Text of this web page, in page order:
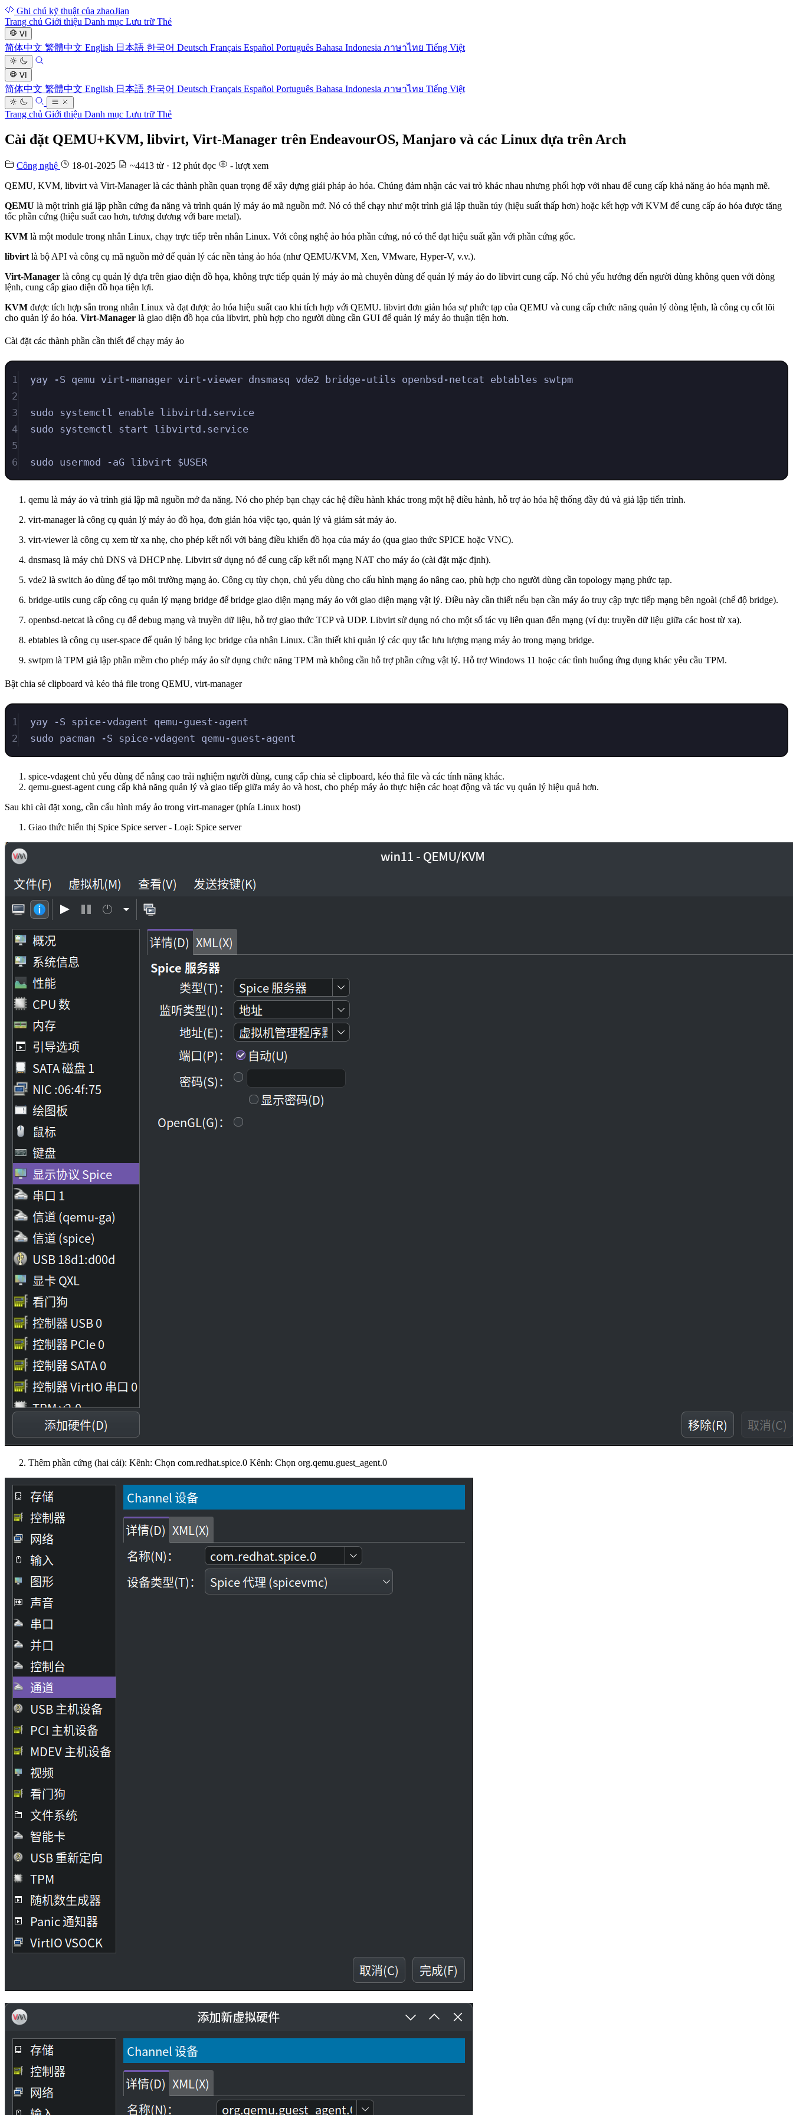
Ghi chú kỹ thuật của zhaoJian
Trang chủ Giới thiệu Danh mục Lưu trữ Thẻ
VI
简体中文 繁體中文 English 日本語 한국어 Deutsch Français Español Português Bahasa Indonesia ภาษาไทย Tiếng Việt
VI
简体中文 繁體中文 English 日本語 한국어 Deutsch Français Español Português Bahasa Indonesia ภาษาไทย Tiếng Việt
Trang chủ Giới thiệu Danh mục Lưu trữ Thẻ
Cài đặt QEMU+KVM, libvirt, Virt-Manager trên EndeavourOS, Manjaro và các Linux dựa trên Arch
Công nghệ 18-01-2025 ~4413 từ · 12 phút đọc - lượt xem
QEMU, KVM, libvirt và Virt-Manager là các thành phần quan trọng để xây dựng giải pháp ảo hóa. Chúng đảm nhận các vai trò khác nhau nhưng phối hợp với nhau để cung cấp khả năng ảo hóa mạnh mẽ.
QEMU là một trình giả lập phần cứng đa năng và trình quản lý máy ảo mã nguồn mở. Nó có thể chạy như một trình giả lập thuần túy (hiệu suất thấp hơn) hoặc kết hợp với KVM để cung cấp ảo hóa được tăng
tốc phần cứng (hiệu suất cao hơn, tương đương với bare metal).
KVM là một module trong nhân Linux, chạy trực tiếp trên nhân Linux. Với công nghệ ảo hóa phần cứng, nó có thể đạt hiệu suất gần với phần cứng gốc.
libvirt là bộ API và công cụ mã nguồn mở để quản lý các nền tảng ảo hóa (như QEMU/KVM, Xen, VMware, Hyper-V, v.v.).
Virt-Manager là công cụ quản lý dựa trên giao diện đồ họa, không trực tiếp quản lý máy ảo mà chuyên dùng để quản lý máy ảo do libvirt cung cấp. Nó chủ yếu hướng đến người dùng không quen với dòng
lệnh, cung cấp giao diện đồ họa tiện lợi.
KVM được tích hợp sẵn trong nhân Linux và đạt được ảo hóa hiệu suất cao khi tích hợp với QEMU. libvirt đơn giản hóa sự phức tạp của QEMU và cung cấp chức năng quản lý dòng lệnh, là công cụ cốt lõi
cho quản lý ảo hóa. Virt-Manager là giao diện đồ họa của libvirt, phù hợp cho người dùng cần GUI để quản lý máy ảo thuận tiện hơn.
Cài đặt các thành phần cần thiết để chạy máy ảo
1
yay -S qemu virt-manager virt-viewer dnsmasq vde2 bridge-utils openbsd-netcat ebtables swtpm
2
3
sudo systemctl enable libvirtd.service
4
sudo systemctl start libvirtd.service
5
6
sudo usermod -aG libvirt $USER
qemu là máy ảo và trình giả lập mã nguồn mở đa năng. Nó cho phép bạn chạy các hệ điều hành khác trong một hệ điều hành, hỗ trợ ảo hóa hệ thống đầy đủ và giả lập tiến trình.
virt-manager là công cụ quản lý máy ảo đồ họa, đơn giản hóa việc tạo, quản lý và giám sát máy ảo.
virt-viewer là công cụ xem từ xa nhẹ, cho phép kết nối với bảng điều khiển đồ họa của máy ảo (qua giao thức SPICE hoặc VNC).
dnsmasq là máy chủ DNS và DHCP nhẹ. Libvirt sử dụng nó để cung cấp kết nối mạng NAT cho máy ảo (cài đặt mặc định).
vde2 là switch ảo dùng để tạo môi trường mạng ảo. Công cụ tùy chọn, chủ yếu dùng cho cấu hình mạng ảo nâng cao, phù hợp cho người dùng cần topology mạng phức tạp.
bridge-utils cung cấp công cụ quản lý mạng bridge để bridge giao diện mạng máy ảo với giao diện mạng vật lý. Điều này cần thiết nếu bạn cần máy ảo truy cập trực tiếp mạng bên ngoài (chế độ bridge).
openbsd-netcat là công cụ để debug mạng và truyền dữ liệu, hỗ trợ giao thức TCP và UDP. Libvirt sử dụng nó cho một số tác vụ liên quan đến mạng (ví dụ: truyền dữ liệu giữa các host từ xa).
ebtables là công cụ user-space để quản lý bảng lọc bridge của nhân Linux. Cần thiết khi quản lý các quy tắc lưu lượng mạng máy ảo trong mạng bridge.
swtpm là TPM giả lập phần mềm cho phép máy ảo sử dụng chức năng TPM mà không cần hỗ trợ phần cứng vật lý. Hỗ trợ Windows 11 hoặc các tình huống ứng dụng khác yêu cầu TPM.
Bật chia sẻ clipboard và kéo thả file trong QEMU, virt-manager
1
yay -S spice-vdagent qemu-guest-agent
2
sudo pacman -S spice-vdagent qemu-guest-agent
spice-vdagent chủ yếu dùng để nâng cao trải nghiệm người dùng, cung cấp chia sẻ clipboard, kéo thả file và các tính năng khác.
qemu-guest-agent cung cấp khả năng quản lý và giao tiếp giữa máy ảo và host, cho phép máy ảo thực hiện các hoạt động và tác vụ quản lý hiệu quả hơn.
Sau khi cài đặt xong, cần cấu hình máy ảo trong virt-manager (phía Linux host)
Giao thức hiển thị Spice Spice server - Loại: Spice server
Thêm phần cứng (hai cái): Kênh: Chọn com.redhat.spice.0 Kênh: Chọn org.qemu.guest_agent.0